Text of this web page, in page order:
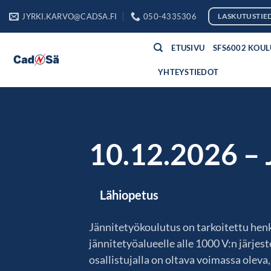
JYRKI.KARVO@CADSA.FI 050-4335306
ETUSIVU SFS6002
YHTEYSTIEDOT
10.12.2026
Lähiopetus
Jännitetyökoulutus on tarkoitettu
jännitetyöalueelle alle 1000 V:n
osallistujalla on oltava voimassa